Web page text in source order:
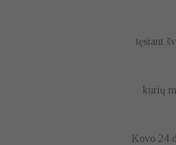
tęsiant
kurių
Kovo 24